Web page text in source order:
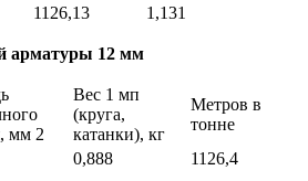
1126,13 1,131
арматуры 12 мм
мм 2
Вес 1 мп
(круга,
катанки), кг
Метров в
тонне
0,888 1126,4